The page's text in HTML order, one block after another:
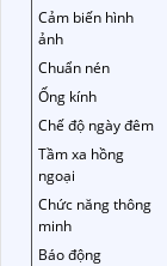
Cảm biến hình
ảnh
Chuẩn nén
Ống kính
Chế độ ngày đêm
Tầm xa hồng
ngoại
Chức năng thông
minh
Báo động